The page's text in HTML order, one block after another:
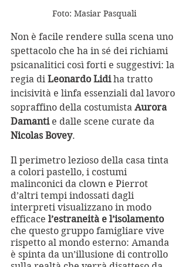
Foto: Masiar Pasquali
Non è facile rendere sulla scena uno
spettacolo che ha in sé dei richiami
psicanalitici così forti e suggestivi: la
regia di Leonardo Lidi ha tratto
incisività e linfa essenziali dal lavoro
sopraffino della costumista Aurora
Damanti e dalle scene curate da
Nicolas Bovey.
Il perimetro lezioso della casa tinta
a colori pastello, i costumi
malinconici da clown e Pierrot
d’altri tempi indossati dagli
interpreti visualizzano in modo
efficace l’estraneità e l’isolamento
che questo gruppo famigliare vive
rispetto al mondo esterno: Amanda
è spinta da un’illusione di controllo